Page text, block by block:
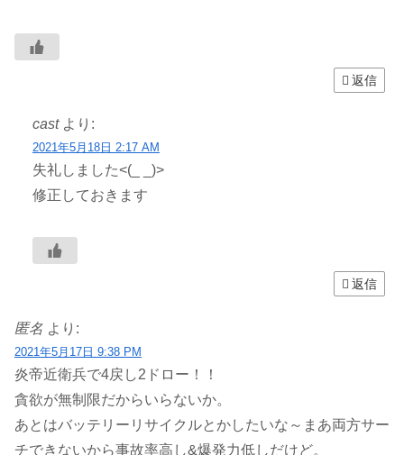
返信
cast より:
2021年5月18日 2:17 AM
失礼しました<(_ _)>
修正しておきます
返信
匿名 より:
2021年5月17日 9:38 PM
炎帝近衛兵で4戻し2ドロー！！
貪欲が無制限だからいらないか。
あとはバッテリーリサイクルとかしたいな～まあ両方サー
チできないから事故率高し&爆発力低しだけど。